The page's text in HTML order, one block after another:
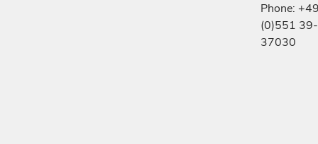
Phone:
(0)551 39-
37030